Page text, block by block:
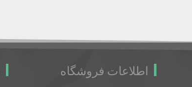
اطلاعات فروشگاه